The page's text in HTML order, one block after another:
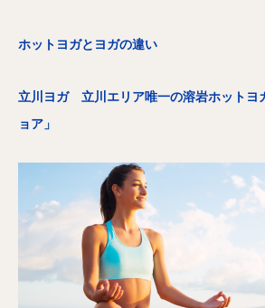
ホットヨガとヨガの違い
立川ヨガ 立川エリア唯一の溶岩ホットヨ
ョア」